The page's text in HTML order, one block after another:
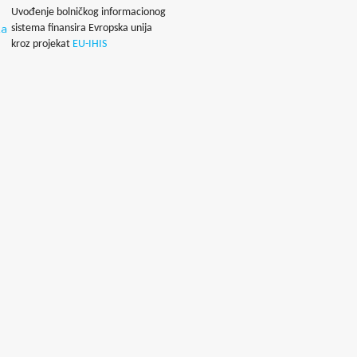
Uvođenje bolničkog informacionog
sistema finansira Evropska unija
kroz projekat EU-IHIS